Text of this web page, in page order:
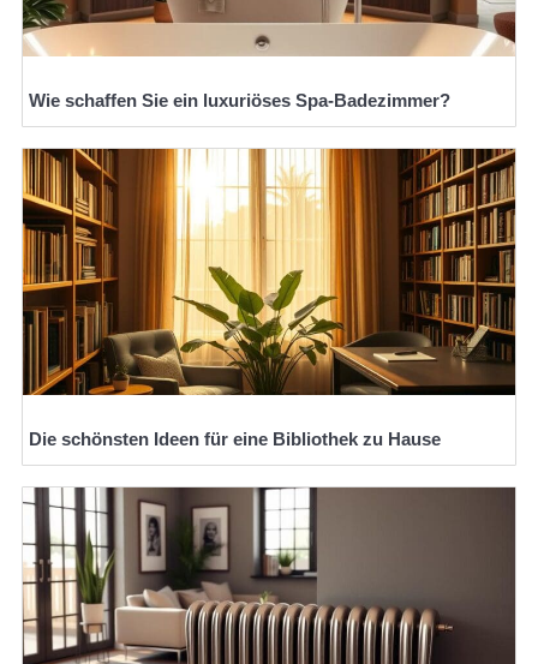
Wie schaffen Sie ein luxuriöses Spa-Badezimmer?
Die schönsten Ideen für eine Bibliothek zu Hause